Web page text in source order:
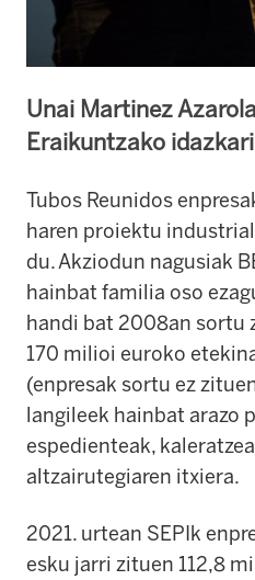
Unai Martinez
Eraikuntzako
Tubos Reunidos
haren proiektu
du. Akziodun nagusiak
hainbat familia oso
handi bat 2008an sortu
170 milioi euroko
(enpresak sortu ez
langileek hainbat arazo
espedienteak,
altzairutegiaren itxiera.
2021. urtean SEPIk
esku jarri zituen 112,8